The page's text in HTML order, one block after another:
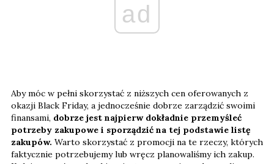
ad
Aby móc w pełni skorzystać z niższych cen oferowanych z
okazji Black Friday, a jednocześnie dobrze zarządzić swoimi
finansami, dobrze jest najpierw dokładnie przemyśleć
potrzeby zakupowe i sporządzić na tej podstawie listę
zakupów. Warto skorzystać z promocji na te rzeczy, których
faktycznie potrzebujemy lub wręcz planowaliśmy ich zakup.